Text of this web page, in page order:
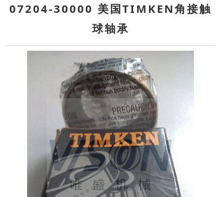
07204-30000 美国TIMKEN角接触
球轴承